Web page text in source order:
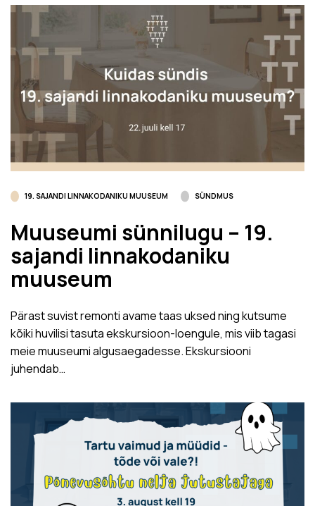
19. SAJANDI LINNAKODANIKU MUUSEUM SÜNDMUS
Muuseumi sünnilugu – 19.
sajandi linnakodaniku
muuseum
Pärast suvist remonti avame taas uksed ning kutsume
kõiki huvilisi tasuta ekskursioon-loengule, mis viib tagasi
meie muuseumi algusaegadesse. Ekskursiooni
juhendab…